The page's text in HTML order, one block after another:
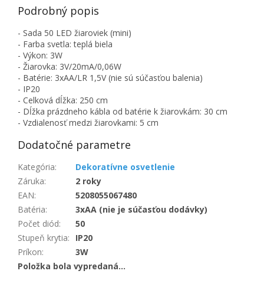
Podrobný popis
- Sada 50 LED žiaroviek (mini)
- Farba svetla: teplá biela
- Výkon: 3W
- Žiarovka: 3V/20mA/0,06W
- Batérie: 3xAA/LR 1,5V (nie sú súčasťou balenia)
- IP20
- Celková dĺžka: 250 cm
- Dĺžka prázdneho kábla od batérie k žiarovkám: 30 cm
- Vzdialenosť medzi žiarovkami: 5 cm
Dodatočné parametre
Kategória:
Dekoratívne osvetlenie
Záruka:
2 roky
EAN:
5208055067480
Batéria:
3xAA (nie je súčasťou dodávky)
Počet diód:
50
Stupeň krytia:
IP20
Príkon:
3W
Položka bola vypredaná…